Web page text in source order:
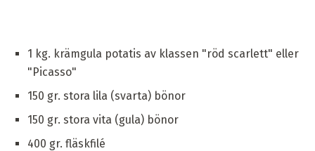
1 kg. krämgula potatis av klassen "röd scarlett" eller
"Picasso"
150 gr. stora lila (svarta) bönor
150 gr. stora vita (gula) bönor
400 gr. fläskfilé